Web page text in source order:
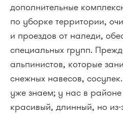
дополнительные
по уборке территории,
и проездов от наледи,
специальных групп.
альпинистов, которые
снежных навесов,
уже знаем; у нас в районе
красивый, длинный, но